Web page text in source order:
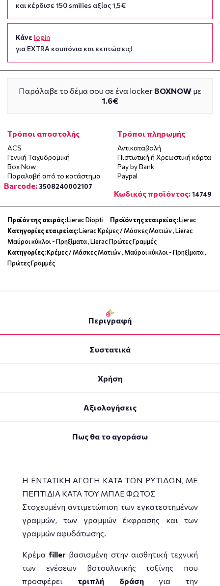
και κέρδισε 150 smilies αξίας 1,5€
Κάνε login
για EXTRA κουπόνια και εκπτώσεις!
Παράλαβε το δέμα σου σε ένα locker BOXNOW με
1.6€
Τρόποι αποστολής
ACS
Γενική Ταχυδρομική
Box Now
Παραλαβή από το κατάστημα
Τρόποι πληρωμής
Αντικαταβολή
Πιστωτική ή Χρεωστική κάρτα
Pay by Bank
Paypal
Barcode: 3508240002107
Κωδικός προϊόντος:14749
Προϊόν της σειράς:Lierac Diopti Προϊόν της εταιρείας:Lierac
Κατηγορίες εταιρείας:Lierac Κρέμες / Μάσκες Ματιών,Lierac
Μαύροι κύκλοι - Πρηξίματα,Lierac Πρώτες Γραμμές
Κατηγορίες:Κρέμες / Μάσκες Ματιών, Μαύροι κύκλοι - Πρηξίματα,
Πρώτες Γραμμές
Περιγραφή
Συστατικά
Χρήση
Αξιολογήσεις
Πως θα το αγοράσω
Η ΕΝΤΑΤΙΚΗ ΑΓΩΓΗ ΚΑΤΑ ΤΩΝ ΡΥΤΙΔΩΝ, ΜΕ
ΠΕΠΤΙΔΙΑ ΚΑΤΑ ΤΟΥ ΜΠΛΕ ΦΩΤΟΣ
Στοχευμένη αντιμετώπιση των εγκατεστημένων
γραμμών, των γραμμών έκφρασης και των
γραμμών αφυδάτωσης.
Κρέμαfiller βασισμένη στην αισθητική τεχνική
των ενέσεων βοτουλινικής τοξίνης που
προσφέρει τριπλή δράσηγια την